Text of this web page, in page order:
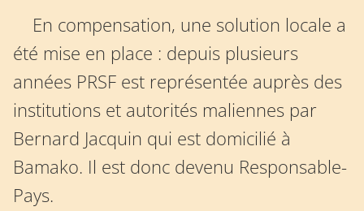
En compensation, une solution locale a
été mise en place : depuis plusieurs
années PRSF est représentée auprès des
institutions et autorités maliennes par
Bernard Jacquin qui est domicilié à
Bamako. Il est donc devenu Responsable-
Pays.